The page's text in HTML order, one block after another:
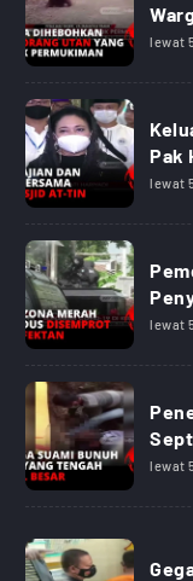
lewat
Pak
lewat
lewat
lewat